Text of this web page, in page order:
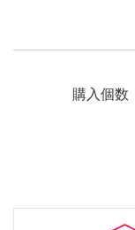
購入個数